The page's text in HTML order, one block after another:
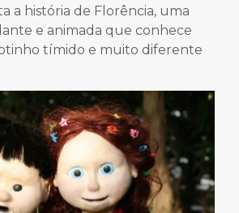
a história de Florência, uma
e animada que conhece
tímido e muito diferente